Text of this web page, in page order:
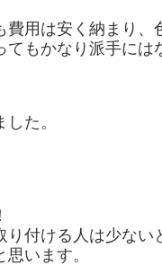
用は安く納まり、
もかなり派手には
た。
付ける人は少ない
います。